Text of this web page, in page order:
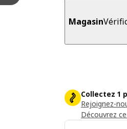
Magasin
Collectez 1
Rejoignez-
Découvrez